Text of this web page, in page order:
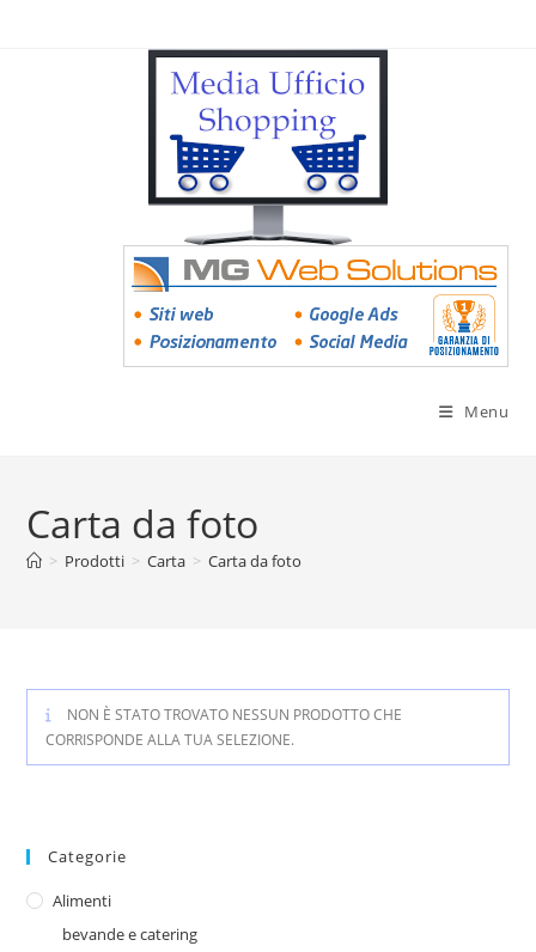
Menu
Carta da foto
> Prodotti > Carta > Carta da foto
NON È STATO TROVATO NESSUN PRODOTTO CHE
CORRISPONDE ALLA TUA SELEZIONE.
Categorie
Alimenti
bevande e catering